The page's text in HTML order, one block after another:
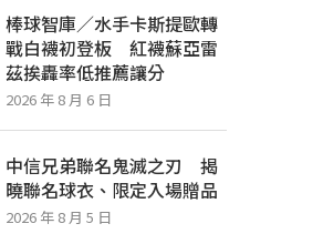
棒球智庫／水手卡斯提歐轉
戰白襪初登板 紅襪蘇亞雷
茲挨轟率低推薦讓分
2026 年 8 月 6 日
中信兄弟聯名鬼滅之刃 揭
曉聯名球衣、限定入場贈品
2026 年 8 月 5 日